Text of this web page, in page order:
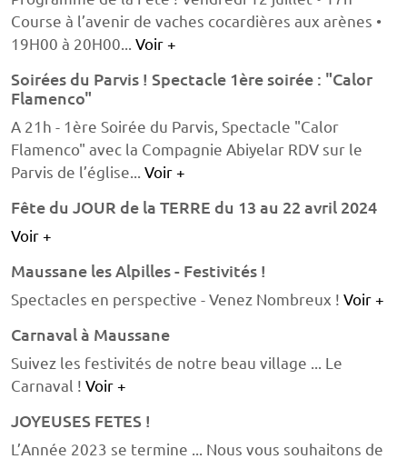
Course à l’avenir de vaches cocardières aux arènes •
19H00 à 20H00... Voir +
Soirées du Parvis ! Spectacle 1ère soirée : "Calor
Flamenco"
A 21h - 1ère Soirée du Parvis, Spectacle "Calor
Flamenco" avec la Compagnie Abiyelar RDV sur le
Parvis de l’église... Voir +
Fête du JOUR de la TERRE du 13 au 22 avril 2024
Voir +
Maussane les Alpilles - Festivités !
Spectacles en perspective - Venez Nombreux ! Voir +
Carnaval à Maussane
Suivez les festivités de notre beau village ... Le
Carnaval ! Voir +
JOYEUSES FETES !
L’Année 2023 se termine ... Nous vous souhaitons de